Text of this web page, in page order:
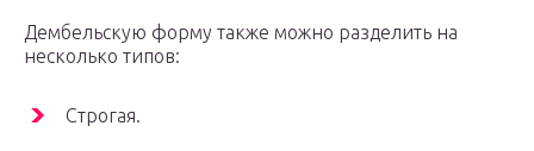
Дембельскую форму также можно разделить на
несколько типов:
Строгая.